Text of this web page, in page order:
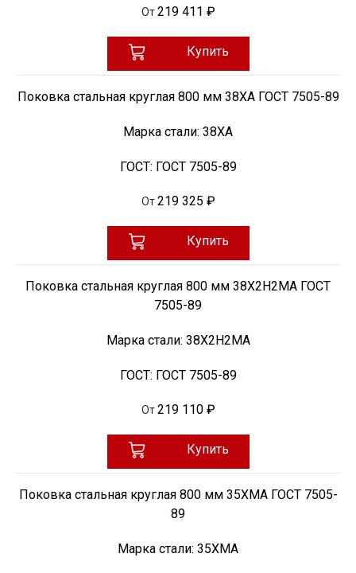
От 219 411 ₽
Купить
Поковка стальная круглая 800 мм 38ХА ГОСТ 7505-89
Марка стали: 38ХА
ГОСТ: ГОСТ 7505-89
От 219 325 ₽
Купить
Поковка стальная круглая 800 мм 38Х2Н2МА ГОСТ
7505-89
Марка стали: 38Х2Н2МА
ГОСТ: ГОСТ 7505-89
От 219 110 ₽
Купить
Поковка стальная круглая 800 мм 35ХМА ГОСТ 7505-
89
Марка стали: 35ХМА